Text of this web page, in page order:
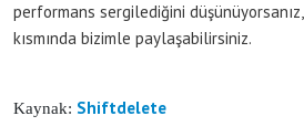
performans sergilediğini
kısmında bizimle paylaşabilirsiniz.
Kaynak: Shiftdelete